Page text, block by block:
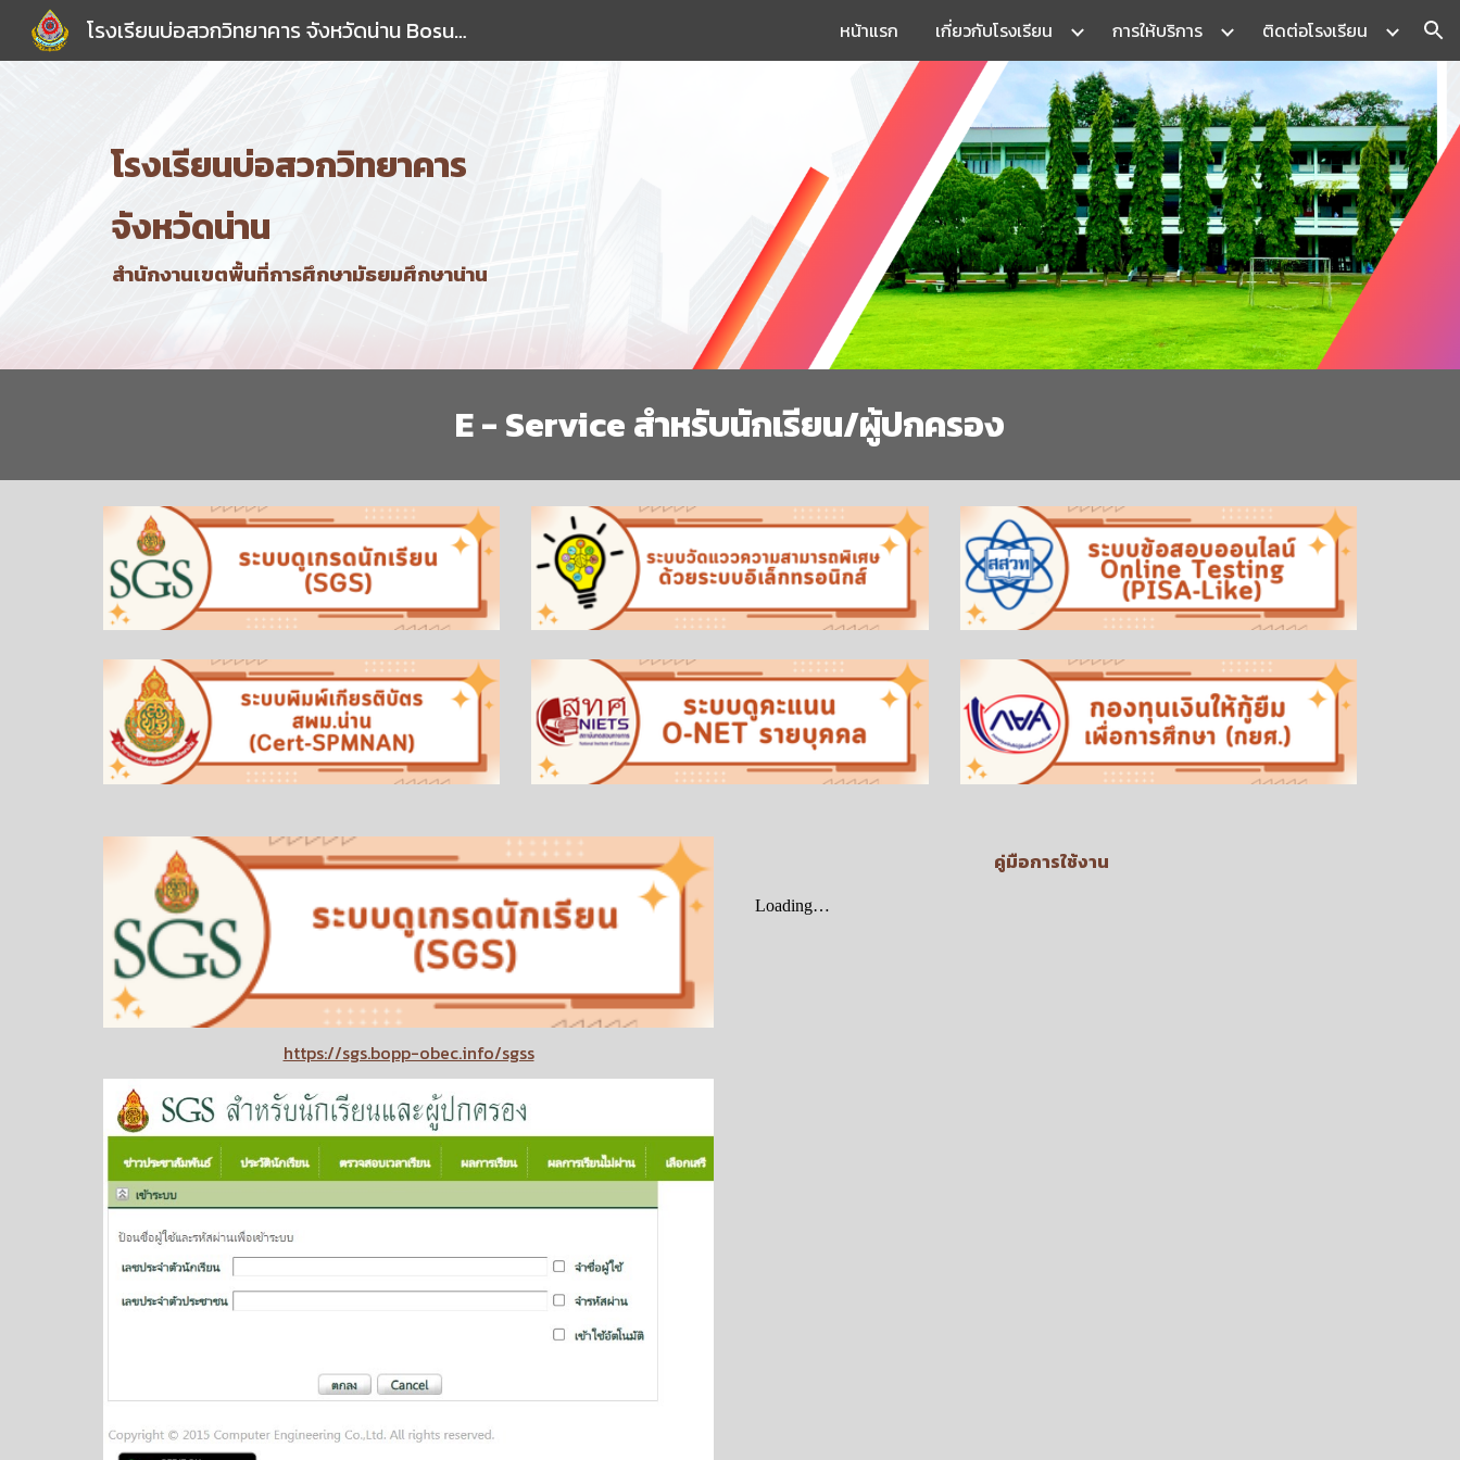
Skip to navigation
โรงเรียนบ่อสวกวิทยาคาร จังหวัดน่าน Bosuakwittayakarn School หน้าแรก เกี่ยวกับโรงเรียน การให้บริการ ติดต่อโรงเรียน
โรงเรียนบ่อสวกวิทยาคาร
จังหวัดน่าน
สำนักงานเขตพื้นที่การศึกษามัธยมศึกษาน่าน
E - Service สำหรับนักเรียน/ผู้ปกครอง
https://sgs.bopp-obec.info/sgss
คู่มือการใช้งาน